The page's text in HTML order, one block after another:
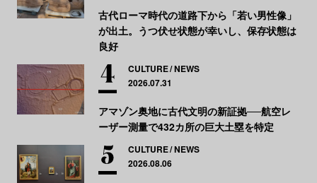
古代ローマ時代の道路下から「若い男性像」
が出土。うつ伏せ状態が幸いし、保存状態は
良好
CULTURE NEWS
2026.07.31
アマゾン奥地に古代文明の新証拠──航空レ
ーザー測量で432カ所の巨大土塁を特定
CULTURE NEWS
2026.08.06